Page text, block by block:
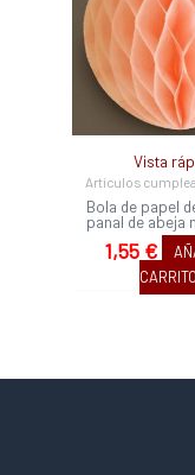
Vista
Artículos
Bola de papel
panal de abeja
1,55 €
CARRITO